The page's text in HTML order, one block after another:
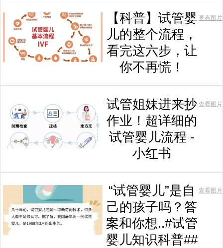
【科普】试管婴
儿的整个流程，
看完这六步，让
你不再慌！
查看图片
试管姐妹进来抄
作业！超详细的
试管婴儿流程 -
小红书
查看图片
“试管婴儿”是自
己的孩子吗？答
案和你想..#试管
婴儿知识科普##
查看图片